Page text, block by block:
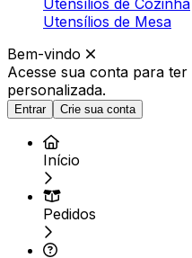
Utensílios de Cozinha
Utensílios de Mesa
Bem-vindo
Acesse sua conta para ter
personalizada.
Entrar Crie sua conta
Início
Pedidos